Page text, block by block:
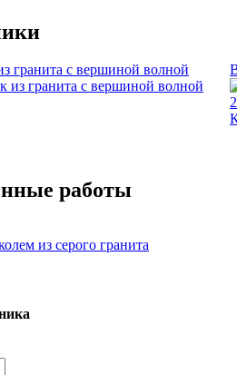
гранита с вершиной волной
работы
из серого гранита